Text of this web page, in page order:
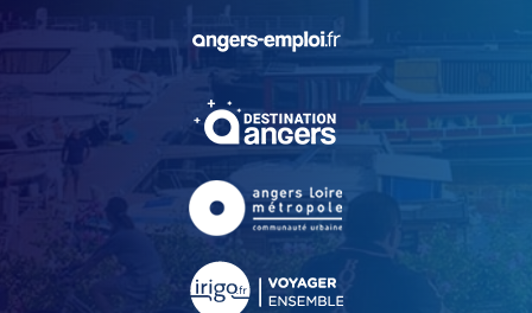
, Ouvre une nouvelle
, Ouvre une nouvelle